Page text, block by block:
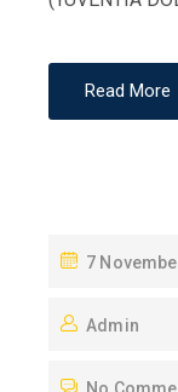
Read More
P
S
7
Admin